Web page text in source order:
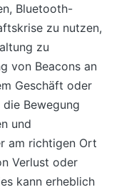
Bluetooth-
zu nutzen,
zu
von Beacons an
Geschäft oder
Bewegung
und
am richtigen Ort
Verlust oder
kann erheblich